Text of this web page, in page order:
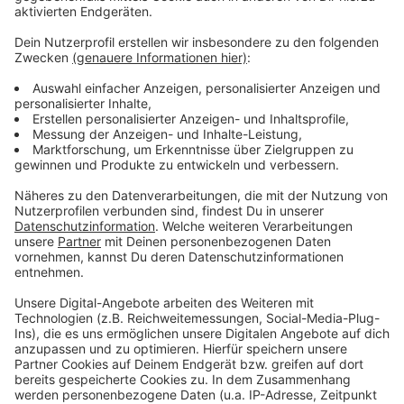
Das zufälligste Wissen der Welt mit Hendrik
Anzeige
Das gesamte Wissen ist immer dabei: Dank
quasi das sämtliches Wissen der Menschheit ständig
in der Hosentasche. Immerhin gibt es fast 3 Millionen
deutsche Wikipedia-Artikel. Und unser Moderator
Hendrik Frost dachte sich: 'Es wird Zeit, dass sich das
Anzeige